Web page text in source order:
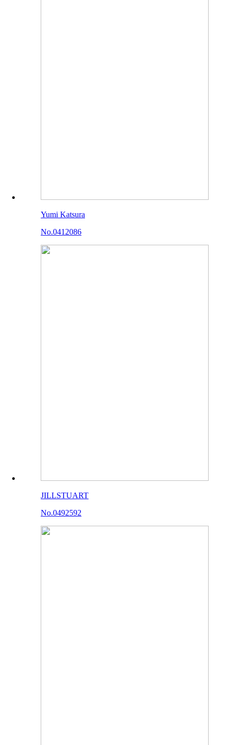
Yumi Katsura
No.0412086
JILLSTUART
No.0492592